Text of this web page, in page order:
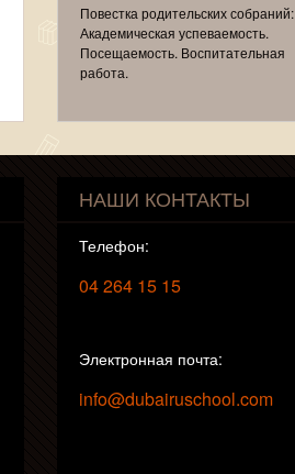
Повестка родительских собраний:
Академическая успеваемость.
Посещаемость. Воспитательная
работа.
НАШИ КОНТАКТЫ
Телефон:
04 264 15 15
Электронная почта:
info@dubairuschool.com